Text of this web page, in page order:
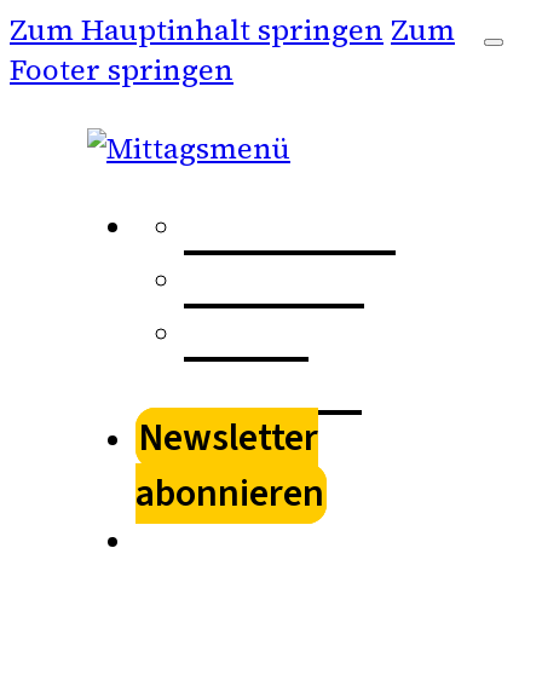
Zum Hauptinhalt springen Zum
Footer springen
Newsletter
abonnieren